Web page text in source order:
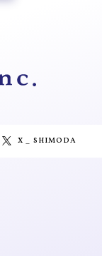
X _ SHIMODA